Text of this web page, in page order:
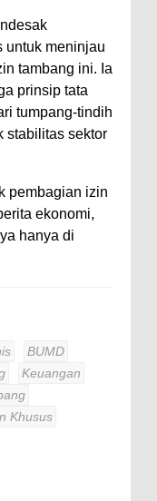
untuk meninjau
tambang ini. Ia
prinsip tata
tumpang-tindih
stabilitas sektor
pembagian izin
ekonomi,
hanya di
BUMD
Keuangan
Khusus